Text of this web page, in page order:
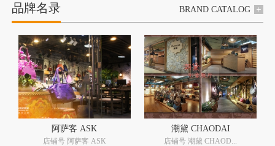
BRAND CATALOG
品牌名录
阿萨客 ASK
店铺号 阿萨客 ASK
潮黛 CHAODAI
店铺号 潮黛 CHAOD...